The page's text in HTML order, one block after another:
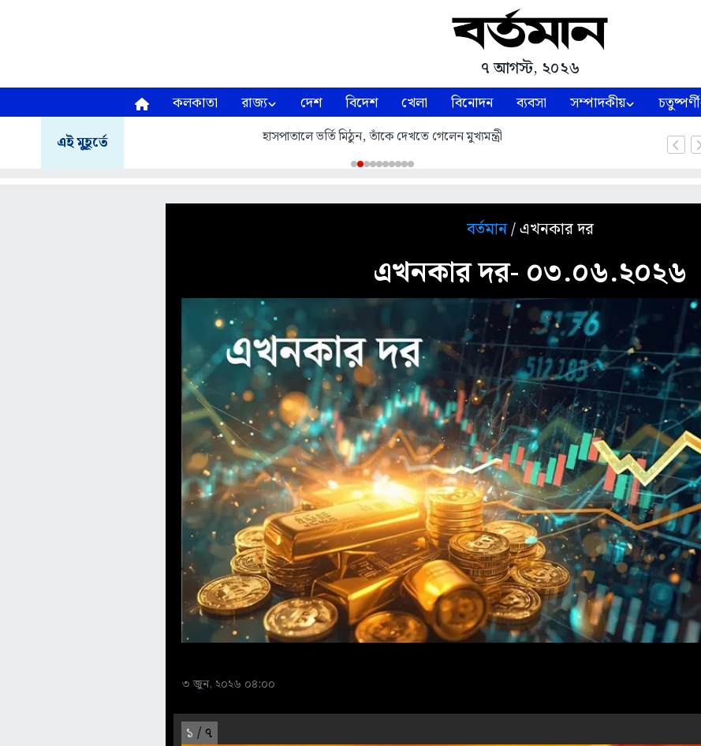
৭ আগস্ট, ২০২৬
কলকাতা রাজ্য দেশ বিদেশ খেলা বিনোদন ব্যবসা সম্পাদকীয় চতুষ্পর্ণী
এই মুহূর্তে সার্ভে বিল্ডিংয়ের সামনে থেকে শুরু হল হর ঘর তিরঙ্গা মিছিল
বর্তমান/ এখনকার দর
এখনকার দর- ০৩.০৬.২০২৬
৩ জুন, ২০২৬ ০৪:০০
১ / ৭